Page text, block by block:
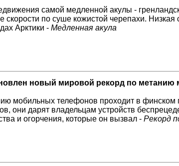
самой медленной акулы -
по суше кожистой черепахи. Низкая
Арктики - Медленная акула
новый мировой рекорд по метанию
мобильных телефонов проходит в финском
они дарят владельцам устройств
и огорчения, которые он вызвал - Рекорд